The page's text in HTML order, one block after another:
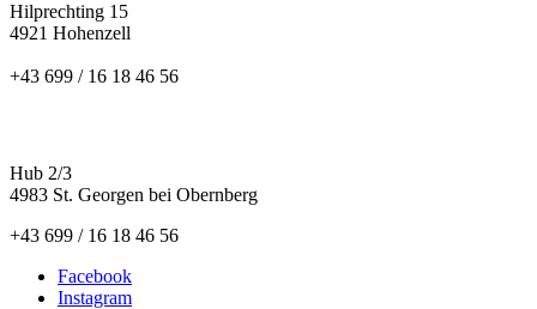
Hilprechting 15
4921 Hohenzell
+43 699 / 16 18 46 56
Hub 2/3
4983 St. Georgen bei Obernberg
+43 699 / 16 18 46 56
Facebook
Instagram